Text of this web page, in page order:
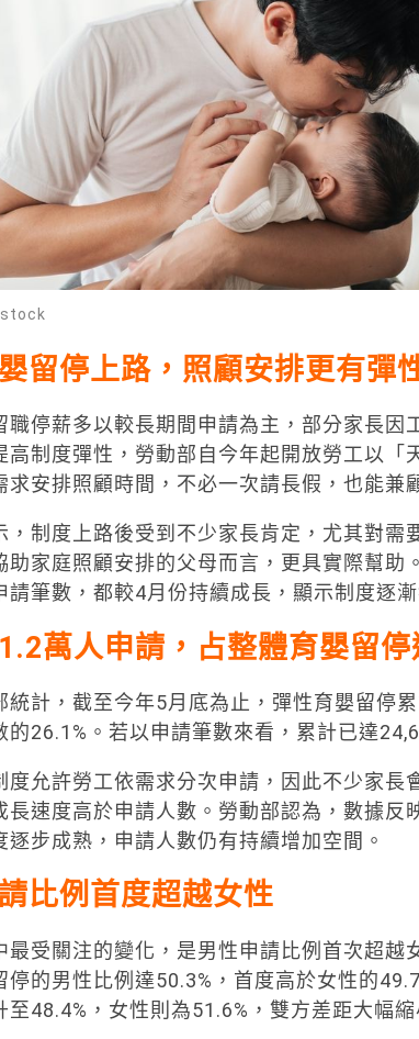
留停上路，照顧安排更有彈
職停薪多以較長期間申請為主，部分家長因
高制度彈性，勞動部自今年起開放勞工以「
求安排照顧時間，不必一次請長假，也能兼
，制度上路後受到不少家長肯定，尤其對需
助家庭照顧安排的父母而言，更具實際幫助
請筆數，都較4月份持續成長，顯示制度逐
萬人申請，占整體育嬰留
統計，截至今年5月底為止，彈性育嬰留停
的26.1%。若以申請筆數來看，累計已達
度允許勞工依需求分次申請，因此不少家
長速度高於申請人數。勞動部認為，數據反
逐步成熟，申請人數仍有持續增加空間。
比例首度超越女性
最受關注的變化，是男性申請比例首次超越
停的男性比例達50.3%，首度高於女性的
至48.4%，女性則為51.6%，雙方差距大幅縮